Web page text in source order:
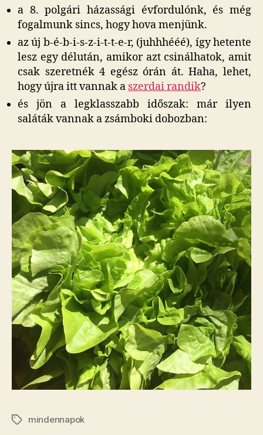
a 8. polgári házassági évfordulónk, és még
fogalmunk sincs, hogy hova menjünk.
az új b-é-b-i-s-z-i-t-t-e-r, (juhhhééé), így hetente
lesz egy délután, amikor azt csinálhatok, amit
csak szeretnék 4 egész órán át. Haha, lehet,
hogy újra itt vannak a szerdai randik?
és jön a legklasszabb időszak: már ilyen
saláták vannak a zsámboki dobozban:
Címkékmindennapok